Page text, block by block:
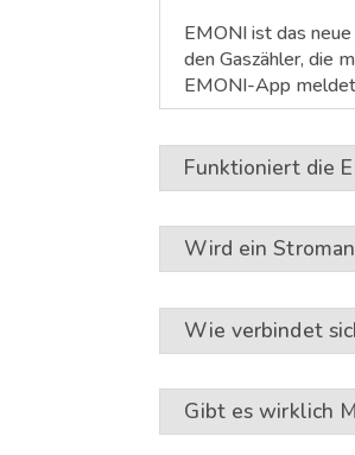
EMONI ist das
den Gaszähler, die
EMONI-App
Funktioniert die
Wird ein
Wie verbindet
Gibt es wirklich